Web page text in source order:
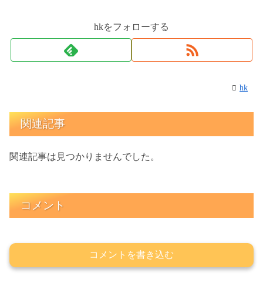
hkをフォローする
hk
関連記事
関連記事は見つかりませんでした。
コメント
コメントを書き込む